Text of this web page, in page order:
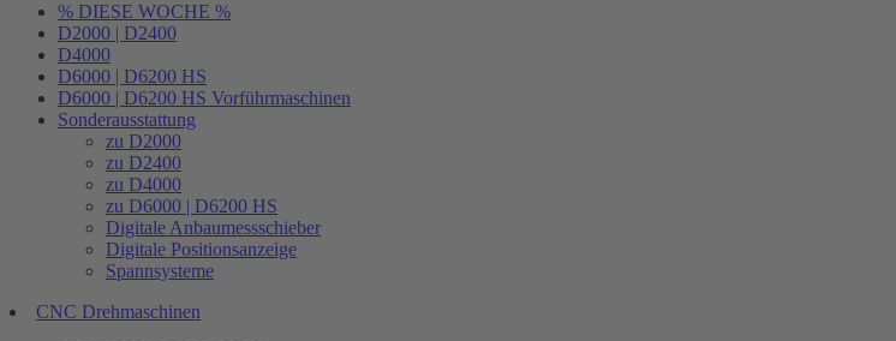
% DIESE WOCHE %
D2000 | D2400
D4000
D6000 | D6200 HS
D6000 | D6200 HS Vorführmaschinen
Sonderausstattung
zu D2000
zu D2400
zu D4000
zu D6000 | D6200 HS
Digitale Anbaumessschieber
Digitale Positionsanzeige
Spannsysteme
CNC Drehmaschinen